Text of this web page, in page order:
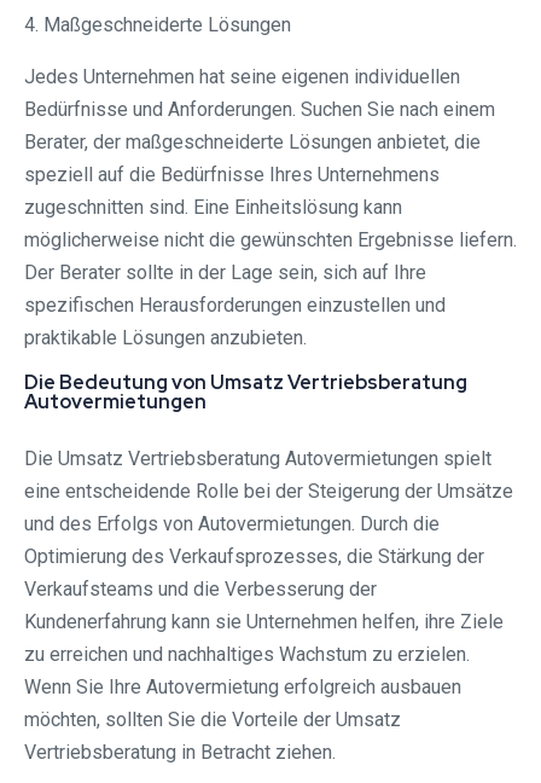
4. Maßgeschneiderte Lösungen
Jedes Unternehmen hat seine eigenen individuellen
Bedürfnisse und Anforderungen. Suchen Sie nach einem
Berater, der maßgeschneiderte Lösungen anbietet, die
speziell auf die Bedürfnisse Ihres Unternehmens
zugeschnitten sind. Eine Einheitslösung kann
möglicherweise nicht die gewünschten Ergebnisse liefern.
Der Berater sollte in der Lage sein, sich auf Ihre
spezifischen Herausforderungen einzustellen und
praktikable Lösungen anzubieten.
Die Bedeutung von Umsatz Vertriebsberatung
Autovermietungen
Die Umsatz Vertriebsberatung Autovermietungen spielt
eine entscheidende Rolle bei der Steigerung der Umsätze
und des Erfolgs von Autovermietungen. Durch die
Optimierung des Verkaufsprozesses, die Stärkung der
Verkaufsteams und die Verbesserung der
Kundenerfahrung kann sie Unternehmen helfen, ihre Ziele
zu erreichen und nachhaltiges Wachstum zu erzielen.
Wenn Sie Ihre Autovermietung erfolgreich ausbauen
möchten, sollten Sie die Vorteile der Umsatz
Vertriebsberatung in Betracht ziehen.